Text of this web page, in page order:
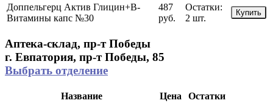
Доппельгерц Актив Глицин+В-
Витамины капс №30
487
руб.
Остатки:
2 шт.
Купить
Аптека-склад, пр-т Победы
г. Евпатория, пр-т Победы, 85
Выбрать отделение
Название Цена
Остатки